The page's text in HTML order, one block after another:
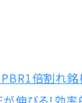
倍割れ銘